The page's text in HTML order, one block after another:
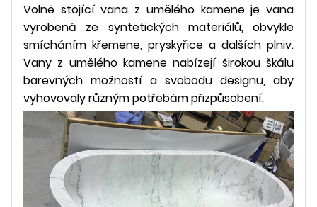
Volně stojící vana z umělého kamene je vana
vyrobená ze syntetických materiálů, obvykle
smícháním křemene, pryskyřice a dalších plniv.
Vany z umělého kamene nabízejí širokou škálu
barevných možností a svobodu designu, aby
vyhovovaly různým potřebám přizpůsobení.